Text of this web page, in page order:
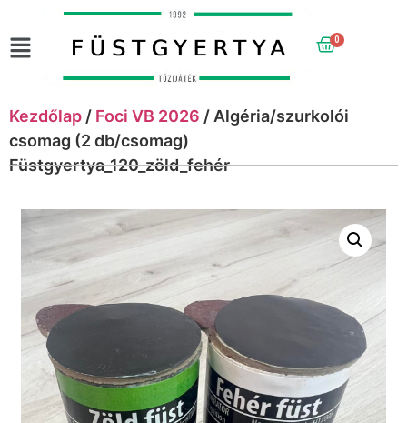
0
Kezdőlap / Foci VB 2026 / Algéria/szurkolói
csomag (2 db/csomag)
Füstgyertya_120_zöld_fehér